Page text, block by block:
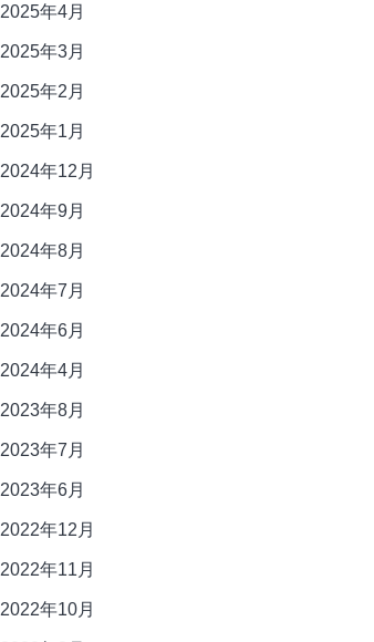
2025年4月
2025年3月
2025年2月
2025年1月
2024年12月
2024年9月
2024年8月
2024年7月
2024年6月
2024年4月
2023年8月
2023年7月
2023年6月
2022年12月
2022年11月
2022年10月